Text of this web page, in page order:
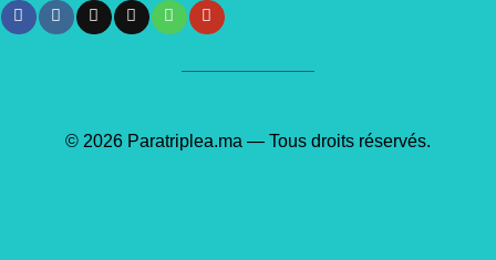
© 2026 Paratriplea.ma — Tous droits réservés.